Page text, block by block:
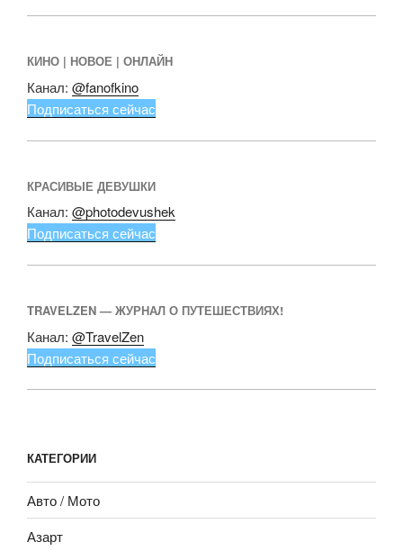
КИНО | НОВОЕ | ОНЛАЙН
Канал: @fanofkino
Подписаться сейчас
КРАСИВЫЕ ДЕВУШКИ
Канал: @photodevushek
Подписаться сейчас
TRAVELZEN — ЖУРНАЛ О ПУТЕШЕСТВИЯХ!
Канал: @TravelZen
Подписаться сейчас
КАТЕГОРИИ
Авто / Мото
Азарт